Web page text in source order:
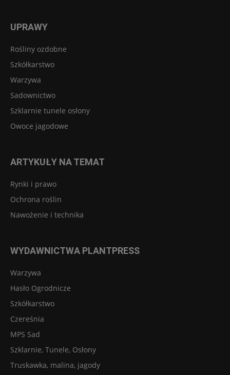
UPRAWY
Rośliny ozdobne
Szkółkarstwo
Warzywa
Sadownictwo
Szklarnie tunele osłony
Owoce jagodowe
ARTYKUŁY NA TEMAT
Rynki i prawo
Ochrona roślin
Nawożenie i technika
WYDAWNICTWA PLANTPRESS
Warzywa
Hasło Ogrodnicze
Szkółkarstwo
Czereśnia
MPS Sad
Szklarnie, Tunele, Osłony
Truskawka, malina, jagody